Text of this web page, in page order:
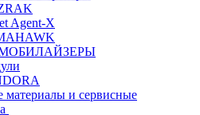
Agent-X
материалы и сервисные